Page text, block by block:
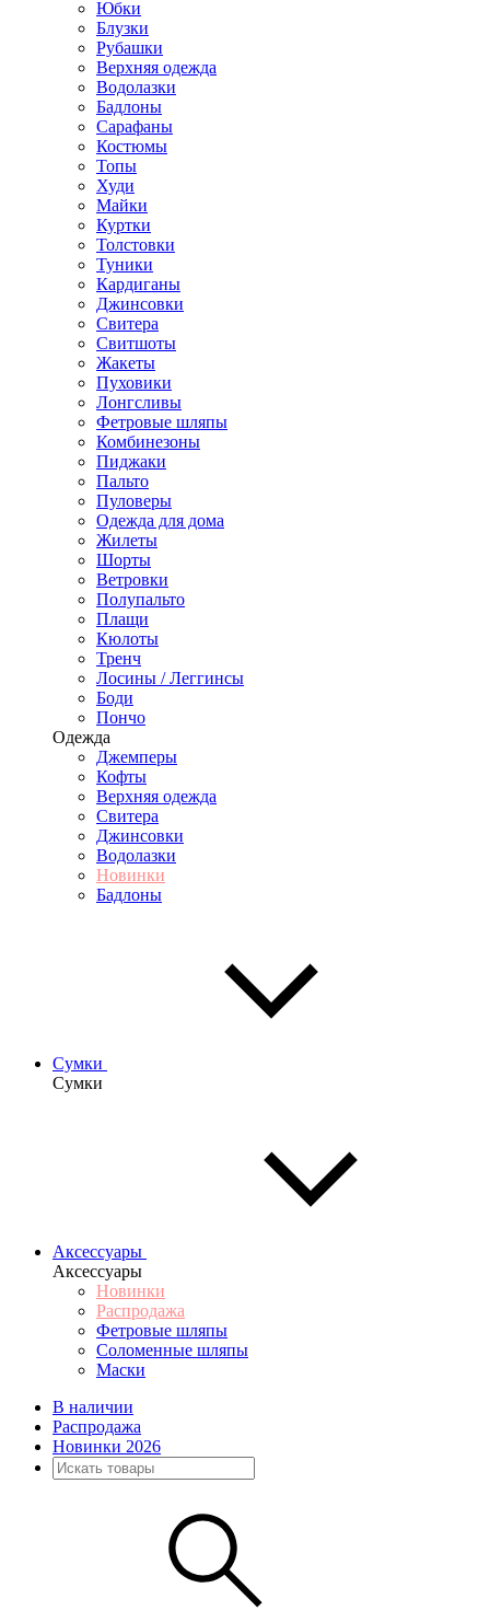
Юбки
Блузки
Рубашки
Верхняя одежда
Водолазки
Бадлоны
Сарафаны
Костюмы
Топы
Худи
Майки
Куртки
Толстовки
Туники
Кардиганы
Джинсовки
Свитера
Свитшоты
Жакеты
Пуховики
Лонгсливы
Фетровые шляпы
Комбинезоны
Пиджаки
Пальто
Пуловеры
Одежда для дома
Жилеты
Шорты
Ветровки
Полупальто
Плащи
Кюлоты
Тренч
Лосины / Леггинсы
Боди
Пончо
Одежда
Джемперы
Кофты
Верхняя одежда
Свитера
Джинсовки
Водолазки
Новинки
Бадлоны
Сумки
Сумки
Аксессуары
Аксессуары
Новинки
Распродажа
Фетровые шляпы
Соломенные шляпы
Маски
В наличии
Распродажа
Новинки 2026